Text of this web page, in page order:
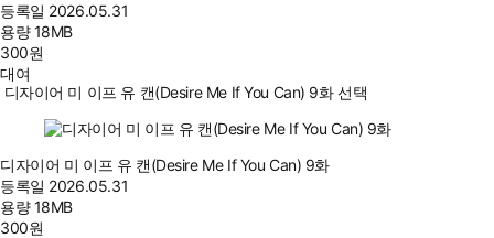
등록일 2026.05.31
용량18MB
300원
대여
디자이어 미 이프 유 캔(Desire Me If You Can) 9화 선택
디자이어 미 이프 유 캔(Desire Me If You Can) 9화
등록일 2026.05.31
용량18MB
300원